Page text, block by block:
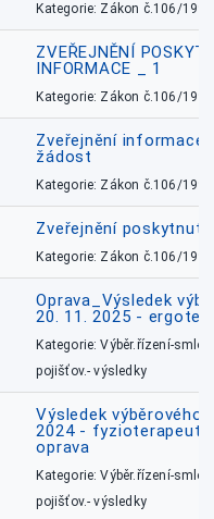
Kategorie: Zákon č.106/1999
ZVEŘEJNĚNÍ
INFORMACE _ 1
Kategorie: Zákon č.106/1999
Zveřejnění informace
žádost
Kategorie: Zákon č.106/1999
Zveřejnění
Kategorie: Zákon č.106/1999
Oprava_Výsledek
20. 11. 2025 -
Kategorie: Výběr.řízení-
pojišťov.- výsledky
Výsledek výběrového
2024 - fyzioterapeut,
oprava
Kategorie: Výběr.řízení-
pojišťov.- výsledky